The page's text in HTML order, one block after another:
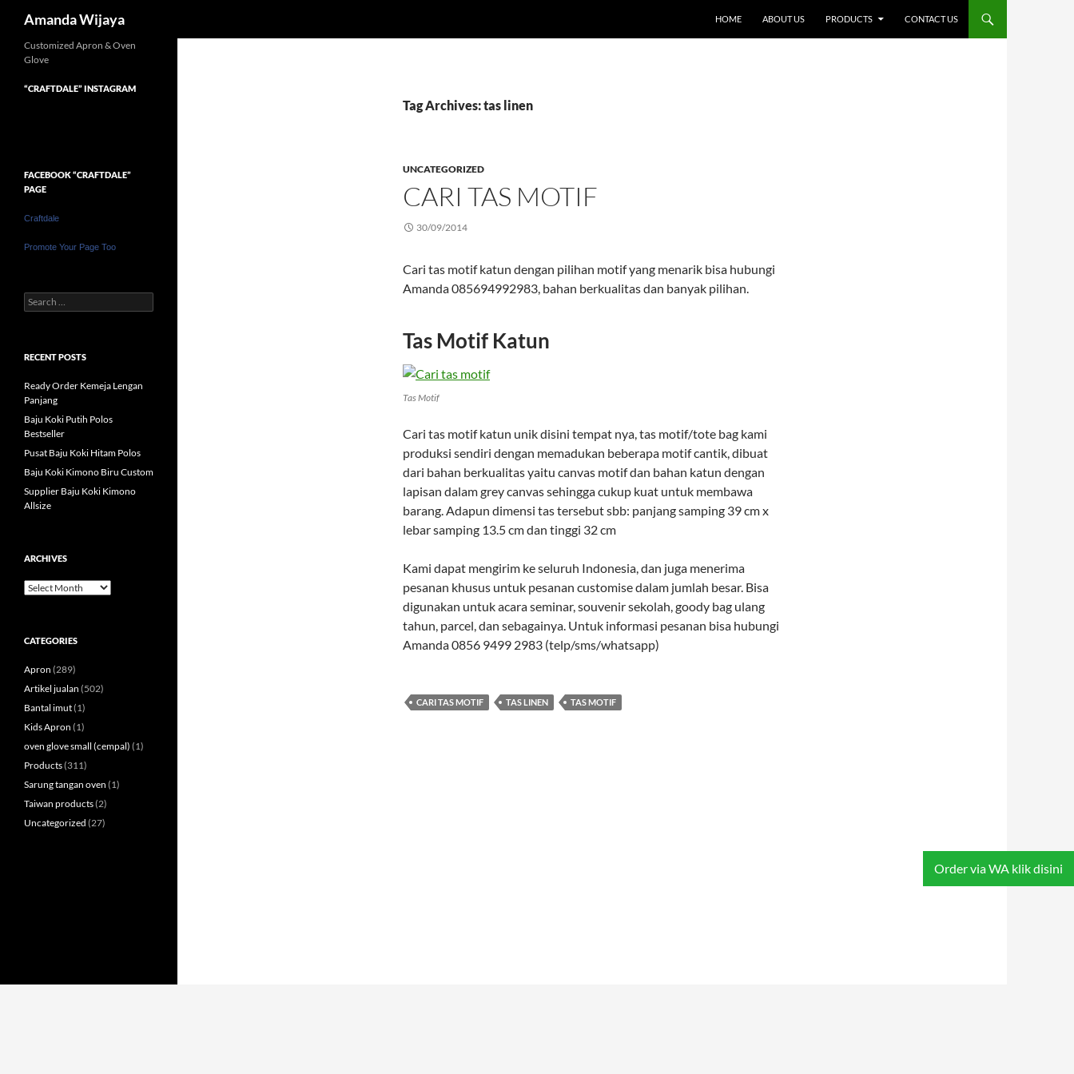
Amanda Wijaya
HOME
ABOUT US PRODUCTS CONTACT US
Tag Archives: tas linen
UNCATEGORIZED
CARI TAS MOTIF
30/09/2014
Cari tas motif katun dengan pilihan motif yang menarik bisa hubungi
Amanda 085694992983, bahan berkualitas dan banyak pilihan.
Tas Motif Katun
Tas Motif
Cari tas motif katun unik disini tempat nya, tas motif/tote bag kami
produksi sendiri dengan memadukan beberapa motif cantik, dibuat
dari bahan berkualitas yaitu canvas motif dan bahan katun dengan
lapisan dalam grey canvas sehingga cukup kuat untuk membawa
barang. Adapun dimensi tas tersebut sbb: panjang samping 39 cm x
lebar samping 13.5 cm dan tinggi 32 cm
Kami dapat mengirim ke seluruh Indonesia, dan juga menerima
pesanan khusus untuk pesanan customise dalam jumlah besar. Bisa
digunakan untuk acara seminar, souvenir sekolah, goody bag ulang
tahun, parcel, dan sebagainya. Untuk informasi pesanan bisa hubungi
Amanda 0856 9499 2983 (telp/sms/whatsapp)
CARI TAS MOTIF TAS LINEN TAS MOTIF
Customized Apron & Oven
Glove
“CRAFTDALE” INSTAGRAM
FACEBOOK “CRAFTDALE”
PAGE
Craftdale
Promote Your Page Too
Search
for:
RECENT POSTS
Ready Order Kemeja Lengan
Panjang
Baju Koki Putih Polos
Bestseller
Pusat Baju Koki Hitam Polos
Baju Koki Kimono Biru Custom
Supplier Baju Koki Kimono
Allsize
ARCHIVES
Archives
CATEGORIES
Apron (289)
Artikel jualan (502)
Bantal imut(1)
Kids Apron (1)
oven glove small (cempal) (1)
Products(311)
Sarung tangan oven (1)
Taiwan products(2)
Uncategorized (27)
Order via WA klik disini